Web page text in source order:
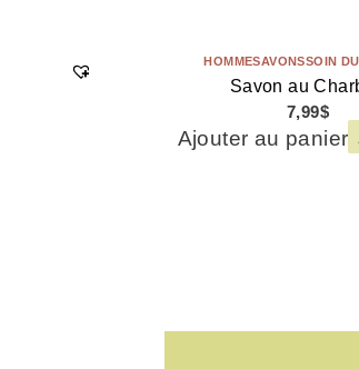
HOMMESAVONSSOIN
Savon au
7,99$
Ajouter au panier